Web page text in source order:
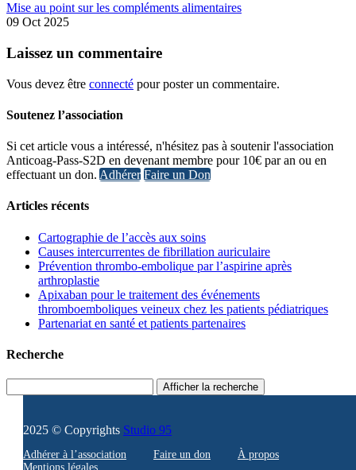
Mise au point sur les compléments alimentaires
09 Oct 2025
Laissez un commentaire
Vous devez être connecté pour poster un commentaire.
Soutenez l’association
Si cet article vous a intéressé, n'hésitez pas à soutenir l'association
Anticoag-Pass-S2D en devenant membre pour 10€ par an ou en
effectuant un don. Adhérer Faire un Don
Articles récents
Cartographie de l’accès aux soins
Causes intercurrentes de fibrillation auriculaire
Prévention thrombo-embolique par l’aspirine après
arthroplastie
Apixaban pour le traitement des événements
thromboemboliques veineux chez les patients pédiatriques
Partenariat en santé et patients partenaires
Recherche
Afficher la recherche
2025 © Copyrights Studio 95
Adhérer à l’association Faire un don
À propos
Mentions légales